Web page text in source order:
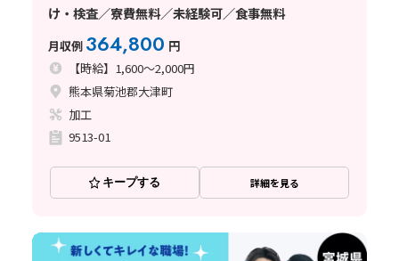
け・検査／寮費無料／未経験可／食事無料
月収例 364,800 円
【時給】1,600～2,000円
熊本県菊池郡大津町
加工
9513-01
キープする 詳細を見る